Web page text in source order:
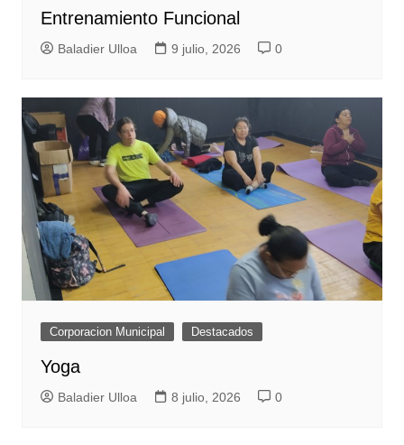
Entrenamiento Funcional
Baladier Ulloa 9 julio, 2026 0
Corporacion Municipal Destacados
Yoga
Baladier Ulloa 8 julio, 2026 0